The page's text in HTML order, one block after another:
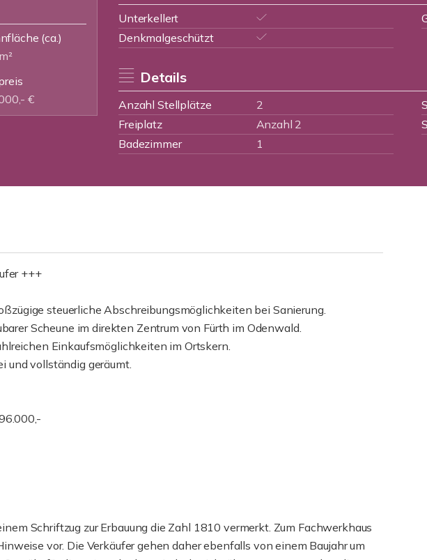
(ca.)
€
Unterkellert
Denkmalgeschützt
Details
Anzahl Stellplätze 2
Freiplatz
Anzahl 2
Badezimmer
1
+++
steuerliche Abschreibungsmöglichkeiten bei Sanierung.
Scheune im direkten Zentrum von Fürth im Odenwald.
Einkaufsmöglichkeiten im Ortskern.
und vollständig geräumt.
Schriftzug zur Erbauung die Zahl 1810 vermerkt. Zum Fachwerkhaus
vor. Die Verkäufer gehen daher ebenfalls von einem Baujahr um